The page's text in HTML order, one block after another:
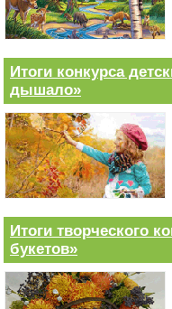
Итоги конкурса
дышало»
Итоги творческого
букетов»